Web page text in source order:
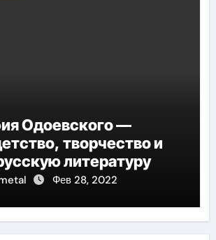
Одоевского —
творчество и
литературу
Фев 28, 2022